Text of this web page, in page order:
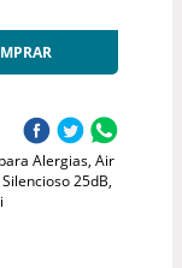
Alergias, Air
25dB,